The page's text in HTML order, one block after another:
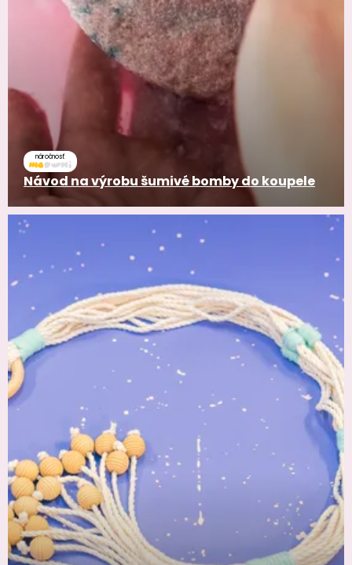
náročnosť
Návod na výrobu šumivé bomby do koupele